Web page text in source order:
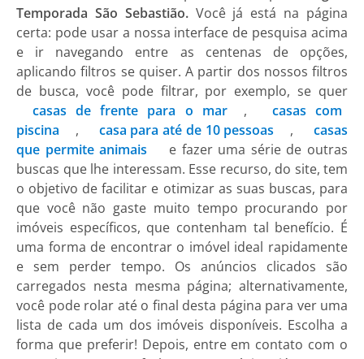
Temporada São Sebastião.Você já está na página
certa: pode usar a nossa interface de pesquisa acima
e ir navegando entre as centenas de opções,
aplicando filtros se quiser. A partir dos nossos filtros
de busca, você pode filtrar, por exemplo, se quer
casas de frente para o mar
,
casas com
piscina
, casa para até de 10 pessoas ,
casas
que permite animais
e fazer uma série de outras
buscas que lhe interessam. Esse recurso, do site, tem
o objetivo de facilitar e otimizar as suas buscas, para
que você não gaste muito tempo procurando por
imóveis específicos, que contenham tal benefício. É
uma forma de encontrar o imóvel ideal rapidamente
e sem perder tempo. Os anúncios clicados são
carregados nesta mesma página; alternativamente,
você pode rolar até o final desta página para ver uma
lista de cada um dos imóveis disponíveis. Escolha a
forma que preferir! Depois, entre em contato com o